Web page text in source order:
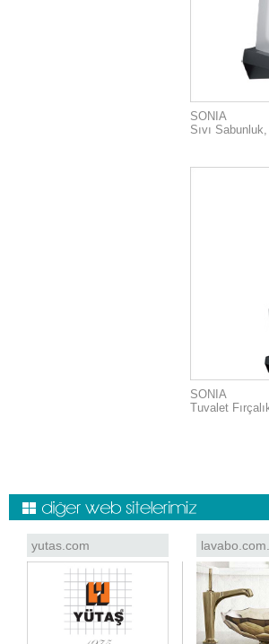
SONIA
Sıvı
SONIA
Tuvalet
yutas.com